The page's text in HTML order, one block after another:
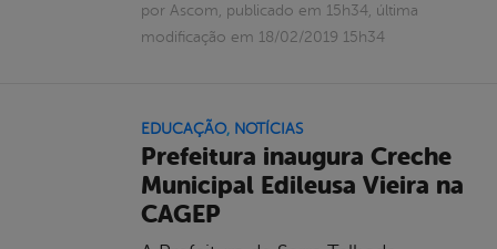
por Ascom, publicado em 15h34, última
modificação em 18/02/2019 15h34
EDUCAÇÃO, NOTÍCIAS
Prefeitura inaugura Creche
Municipal Edileusa Vieira na
CAGEP